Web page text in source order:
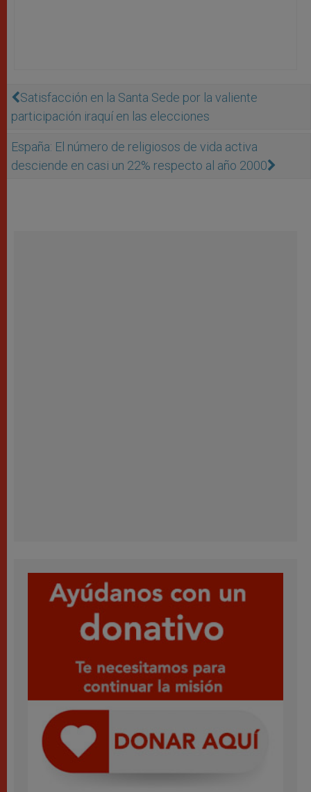
Satisfacción en la Santa Sede por la valiente
participación iraquí en las elecciones
España: El número de religiosos de vida activa
desciende en casi un 22% respecto al año 2000